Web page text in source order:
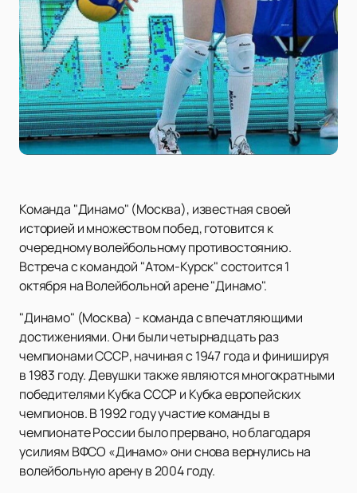
Команда "Динамо" (Москва), известная своей
историей и множеством побед, готовится к
очередному волейбольному противостоянию.
Встреча с командой "Атом-Курск" состоится 1
октября на Волейбольной арене "Динамо".
"Динамо" (Москва) - команда с впечатляющими
достижениями. Они были четырнадцать раз
чемпионами СССР, начиная с 1947 года и финишируя
в 1983 году. Девушки также являются многократными
победителями Кубка СССР и Кубка европейских
чемпионов. В 1992 году участие команды в
чемпионате России было прервано, но благодаря
усилиям ВФСО «Динамо» они снова вернулись на
волейбольную арену в 2004 году.